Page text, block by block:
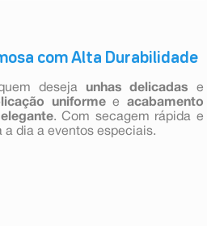
com Alta Durabilidade
deseja unhas delicadas e
uniformee acabamento
elegante. Com secagem rápida e
a dia a eventos especiais.